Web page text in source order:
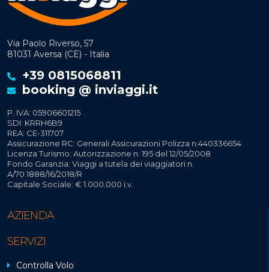
Via Paolo Riverso, 57
81031 Aversa (CE) - Italia
+39 0815068811
booking @ inviaggi.it
P. IVA: 05906601215
SDI: KRRH6B9
REA: CE-311707
Assicurazione RC: Generali Assicurazioni Polizza n.440336654
Licenza Turismo: Autorizzazione n. 195 del 12/05/2008
Fondo Garanzia: Viaggi a tutela dei viaggiatori n.
A/70.1888/16/2018/R
Capitale Sociale: € 1.000.000 i.v.
AZIENDA
SERVIZI
Controlla Volo